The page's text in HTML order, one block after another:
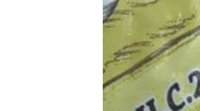
1080p